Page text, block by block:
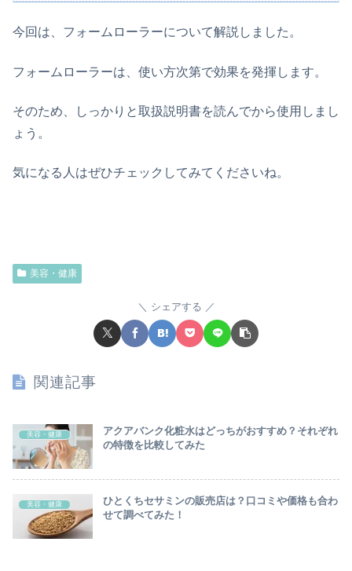
今回は、フォームローラーについて解説しました。
フォームローラーは、使い方次第で効果を発揮します。
そのため、しっかりと取扱説明書を読んでから使用しまし
ょう。
気になる人はぜひチェックしてみてくださいね。
美容・健康
シェアする
関連記事
美容・健康
アクアバンク化粧水はどっちがおすすめ？それぞれ
の特徴を比較してみた
美容・健康
ひとくちセサミンの販売店は？口コミや価格も合わ
せて調べてみた！